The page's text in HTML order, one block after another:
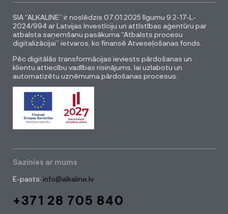
SIA “ALKALINE” ir noslēdzis 07.01.2025 līgumu 9.2-17-L-
2024/994 ar Latvijas Investīciju un attīstības aģentūru par
atbalsta saņemšanu pasākuma “Atbalsts procesu
digitalizācijai” ietvaros, ko finansē Atveseļošanas fonds.
Pēc digitālās transformācijas ieviests pārdošanas un
klientu attiecību vadības risinājums, lai uzlabotu un
automatizētu uzņēmuma pārdošanas procesus.
Sazinies ar mums
E-pasts: info@alkaline.lv
+371 28 705 840